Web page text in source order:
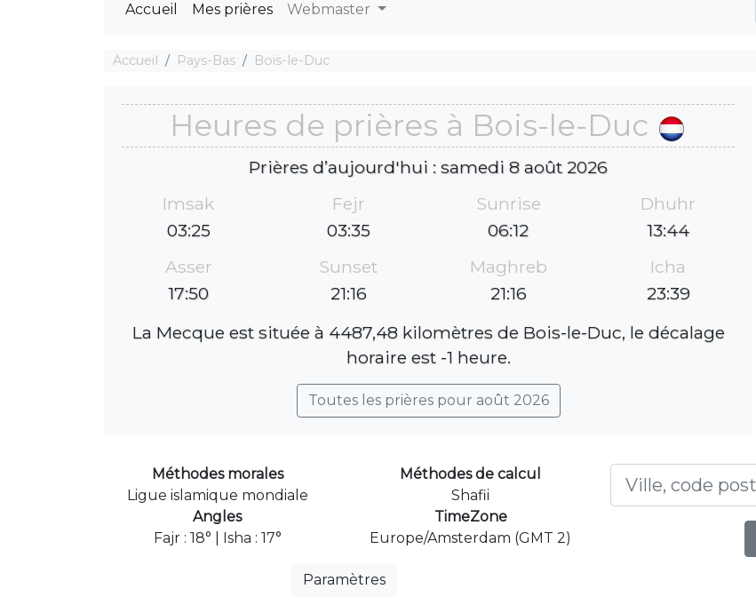
Accueil Mes prières Webmaster
Accueil Pays-Bas Bois-le-Duc
Heures de prières à Bois-le-Duc
Prières d’aujourd'hui : samedi 8 août 2026
Imsak
03:25
Fejr
03:35
Sunrise
06:12
Dhuhr
13:44
Asser
17:50
Sunset
21:16
Maghreb
21:16
Icha
23:39
La Mecque est située à 4487,48 kilomètres de Bois-le-Duc, le décalage
horaire est -1 heure.
Toutes les prières pour août 2026
Méthodes morales
Ligue islamique mondiale
Méthodes de calcul
Shafii
Angles
Fajr : 18° | Isha : 17°
TimeZone
Europe/Amsterdam (GMT 2)
Paramètres